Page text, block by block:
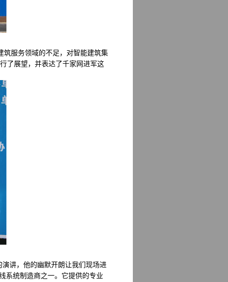
服务领域的不足，对智能建筑集
了展望，并表达了千家网进军这
讲，他的幽默开朗让我们现场进
系统制造商之一。它提供的专业